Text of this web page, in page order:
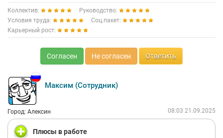
Коллектив:
Руководство:
Условия труда:
Соц.пакет:
Карьерный рост:
Согласен Не согласен Ответить
Максим (Сотрудник)
Город: Алексин 08:03 21.09.2025
Плюсы в работе